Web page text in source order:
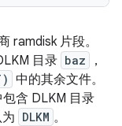
ramdisk 片段。
目录 baz
，
中的其余文件。
含 DLKM 目录
DLKM 。